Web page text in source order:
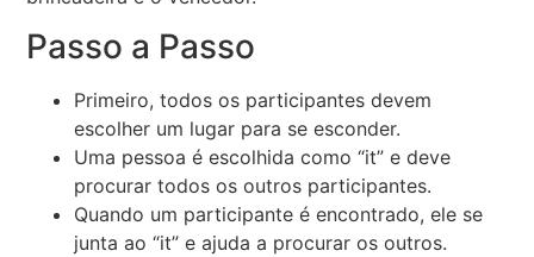
Passo a Passo
Primeiro, todos os participantes devem
escolher um lugar para se esconder.
Uma pessoa é escolhida como “it” e deve
procurar todos os outros participantes.
Quando um participante é encontrado, ele se
junta ao “it” e ajuda a procurar os outros.